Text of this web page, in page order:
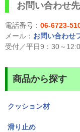
お問い合わせ先
電話番号： 06-6723-
メール： お問い合わせ
受付／平日9：30～
商品から探す
クッション材
滑り止め